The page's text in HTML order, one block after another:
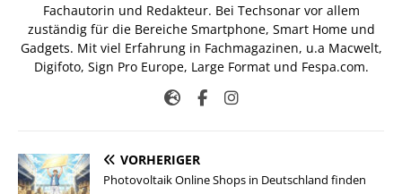
Fachautorin und Redakteur. Bei Techsonar vor allem
zuständig für die Bereiche Smartphone, Smart Home und
Gadgets. Mit viel Erfahrung in Fachmagazinen, u.a Macwelt,
Digifoto, Sign Pro Europe, Large Format und Fespa.com.
VORHERIGER
Photovoltaik Online Shops in Deutschland finden